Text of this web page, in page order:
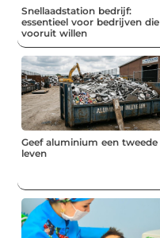
Snellaadstation bedrijf:
essentieel voor bedrijven die
vooruit willen
Geef aluminium een tweede
leven